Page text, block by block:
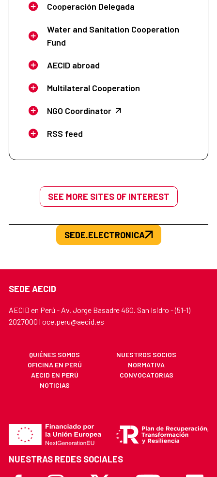
Cooperación Delegada
Water and Sanitation Cooperation
Fund
AECID abroad
Multilateral Cooperation
NGO Coordinator
RSS feed
SEE MORE SITES OF INTEREST
SEDE.ELECTRONICA
SEDE AECID
AECID en Perú - Av. Jorge Basadre 460. San Isidro - (51-1)
2027000 | oce.peru@aecid.es
QUIÉNES SOMOS
NUESTROS SOCIOS
OFICINA EN PERÚ
NORMATIVA
AECID EN PERÚ
CONVOCATORIAS
NOTICIAS
NUESTRAS REDES SOCIALES